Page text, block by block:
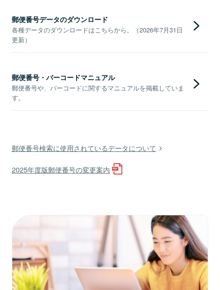
郵便番号データのダウンロード
各種データのダウンロードはこちらから。（2026年7月31日
更新）
郵便番号・バーコードマニュアル
郵便番号や、バーコードに関するマニュアルを掲載していま
す。
郵便番号検索に使用されているデータについて
2025年度版郵便番号の変更案内